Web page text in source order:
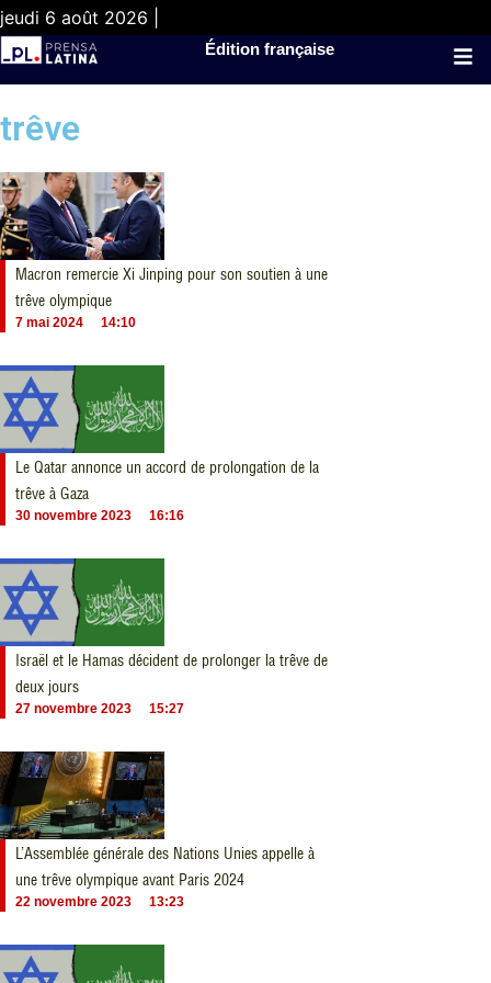
jeudi 6 août 2026 |
Édition française
trêve
Macron remercie Xi Jinping pour son soutien à une
trêve olympique
7 mai 2024 14:10
Le Qatar annonce un accord de prolongation de la
trêve à Gaza
30 novembre 2023 16:16
Israël et le Hamas décident de prolonger la trêve de
deux jours
27 novembre 2023 15:27
L’Assemblée générale des Nations Unies appelle à
une trêve olympique avant Paris 2024
22 novembre 2023 13:23